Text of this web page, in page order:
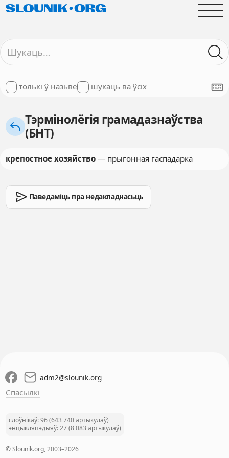
толькі ў назьве шукаць ва ўсіх
Тэрмінолёгія грамадазнаўства
(БНТ)
крепостное хозяйство— прыгонная гаспадарка
Паведаміць пра недакладнасьць
adm2@slounik.org
Спасылкі
слоўнікаў: 96 (643 740 артыкулаў)
энцыкляпэдыяў: 27 (8 083 артыкулаў)
© Slounik.org, 2003–2026